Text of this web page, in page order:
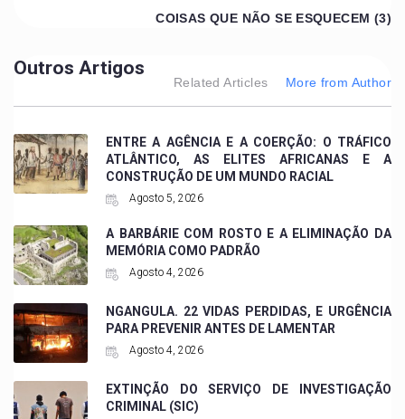
COISAS QUE NÃO SE ESQUECEM (3)
Outros Artigos
Related Articles More from Author
ENTRE A AGÊNCIA E A COERÇÃO: O TRÁFICO
ATLÂNTICO, AS ELITES AFRICANAS E A
CONSTRUÇÃO DE UM MUNDO RACIAL
Agosto 5, 2026
A BARBÁRIE COM ROSTO E A ELIMINAÇÃO DA
MEMÓRIA COMO PADRÃO
Agosto 4, 2026
NGANGULA. 22 VIDAS PERDIDAS, E URGÊNCIA
PARA PREVENIR ANTES DE LAMENTAR
Agosto 4, 2026
EXTINÇÃO DO SERVIÇO DE INVESTIGAÇÃO
CRIMINAL (SIC)